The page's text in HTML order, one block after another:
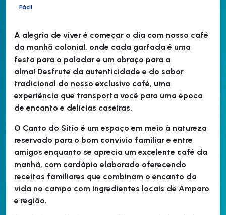
Fácil
A alegria de viver é começar o dia com nosso café
da manhã colonial, onde cada garfada é uma
festa para o paladar e um abraço para a
alma! Desfrute da autenticidade e do sabor
tradicional do nosso exclusivo café, uma
experiência que transporta você para uma época
de encanto e delícias caseiras.
O Canto do Sítio é um espaço em meio à natureza
reservado para o bom convívio familiar e entre
amigos enquanto se aprecia um excelente café da
manhã, com cardápio elaborado oferecendo
receitas familiares que combinam o encanto da
vida no campo com ingredientes locais de Amparo
e região.